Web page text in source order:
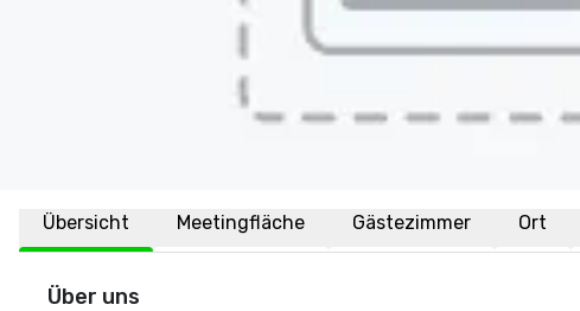
Übersicht Meetingfläche Gästezimmer Ort
Über uns